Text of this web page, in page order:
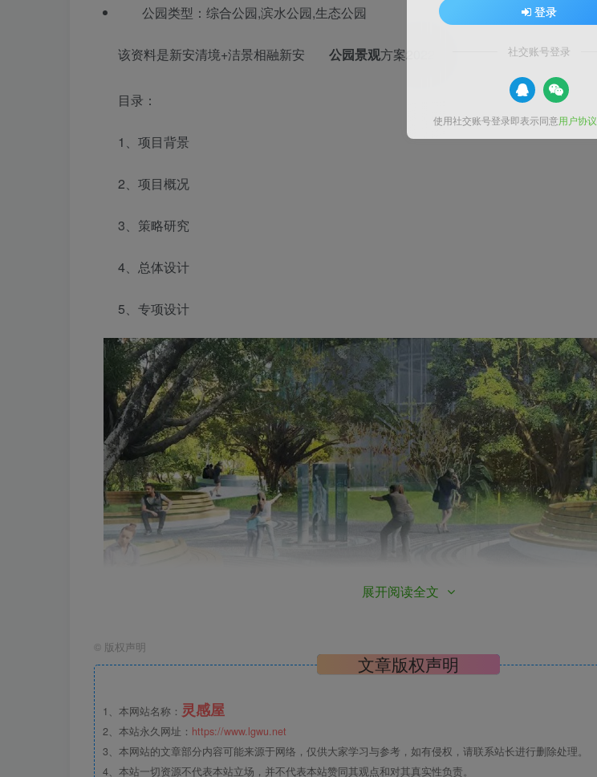
公园类型：综合公园,滨水公园,生态公园
该资料是新安清境+洁景相融新安 公园景观方案2022
目录：
1、项目背景
2、项目概况
3、策略研究
4、总体设计
5、专项设计
展开阅读全文
© 版权声明
文章版权声明
1、本网站名称： 灵感屋
2、本站永久网址： https://www.lgwu.net
3、本网站的文章部分内容可能来源于网络，仅供大家学习与参考，如有侵权，请联系站长进行删除处理。
4、本站一切资源不代表本站立场，并不代表本站赞同其观点和对其真实性负责。
登录
社交账号登录
使用社交账号登录即表示同意用户协议